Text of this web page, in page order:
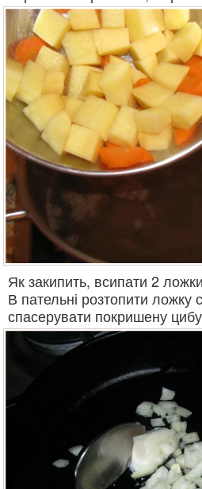
Як закипить, всипати 2
В пательні розтопити
спасерувати покришену